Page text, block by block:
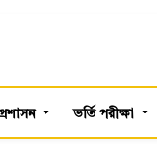
ভর্তি পরীক্ষা